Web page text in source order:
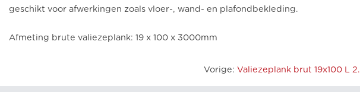
geschikt voor afwerkingen zoals vloer-, wand- en plafondbekleding.
Afmeting brute valiezeplank: 19 x 100 x 3000mm
Vorige: Valiezeplank brut 19x100 L